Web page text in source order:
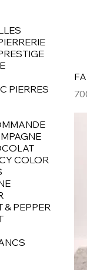
PIERRES
COLOR
& PEPPER